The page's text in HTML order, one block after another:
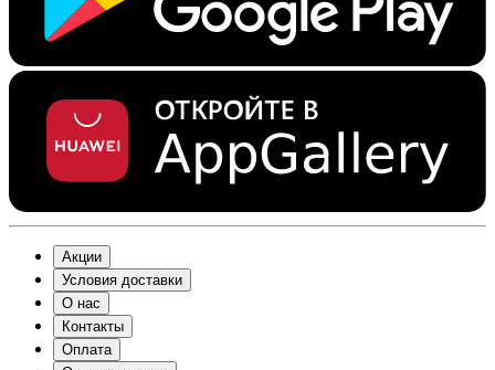
Акции
Условия доставки
О нас
Контакты
Оплата